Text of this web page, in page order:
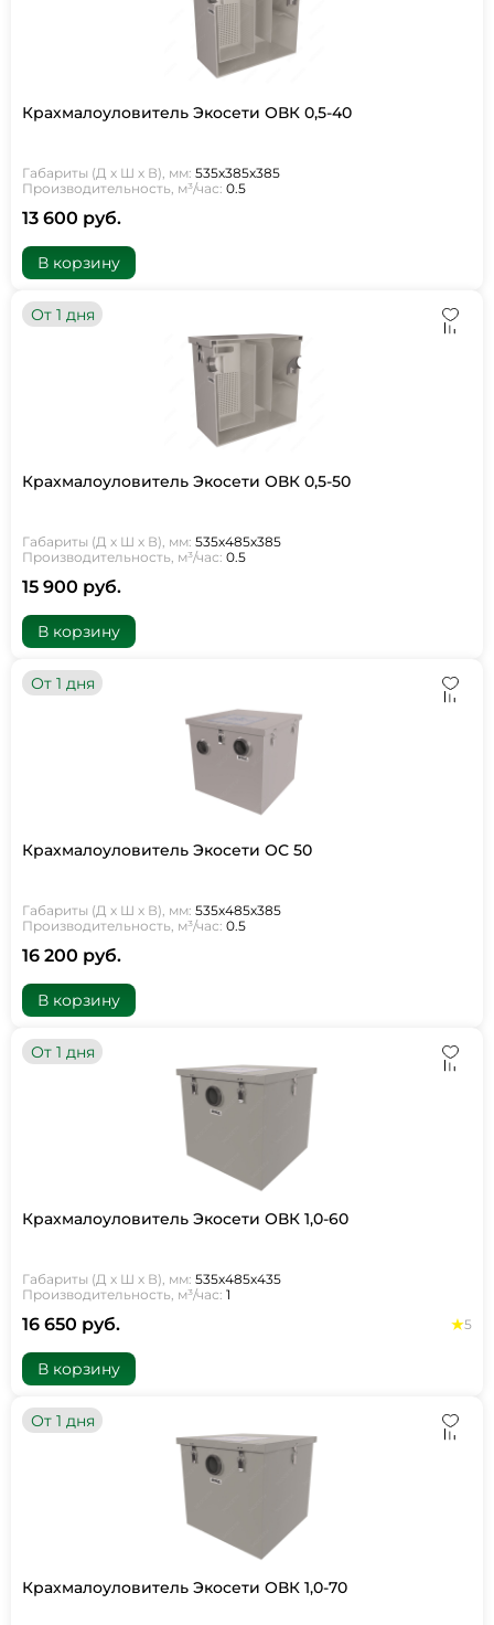
Крахмалоуловитель Экосети ОВК 0,5-40
Габариты (Д х Ш х В), мм: 535х385х385
Производительность, м³/час: 0.5
13 600 руб.
В корзину
От 1 дня
Крахмалоуловитель Экосети ОВК 0,5-50
Габариты (Д х Ш х В), мм: 535х485х385
Производительность, м³/час: 0.5
15 900 руб.
В корзину
От 1 дня
Крахмалоуловитель Экосети ОС 50
Габариты (Д х Ш х В), мм: 535х485х385
Производительность, м³/час: 0.5
16 200 руб.
В корзину
От 1 дня
Крахмалоуловитель Экосети ОВК 1,0-60
Габариты (Д х Ш х В), мм: 535х485х435
Производительность, м³/час: 1
16 650 руб. 5
В корзину
От 1 дня
Крахмалоуловитель Экосети ОВК 1,0-70